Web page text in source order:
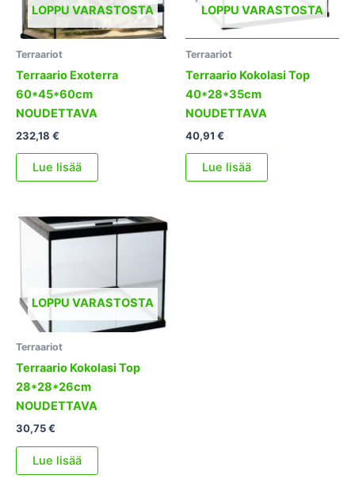
LOPPU VARASTOSTA
Terraariot
Terraario Exoterra
60*45*60cm
NOUDETTAVA
232,18 €
Lue lisää
LOPPU VARASTOSTA
Terraariot
Terraario Kokolasi Top
40*28*35cm
NOUDETTAVA
40,91 €
Lue lisää
LOPPU VARASTOSTA
Terraariot
Terraario Kokolasi Top
28*28*26cm
NOUDETTAVA
30,75€
Lue lisää